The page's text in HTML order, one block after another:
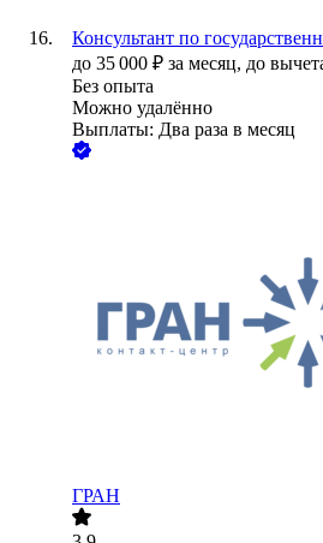
Консультант по
до 35 000 ₽ за месяц, до
Без опыта
Можно удалённо
Выплаты: Два раза в месяц
ГРАН